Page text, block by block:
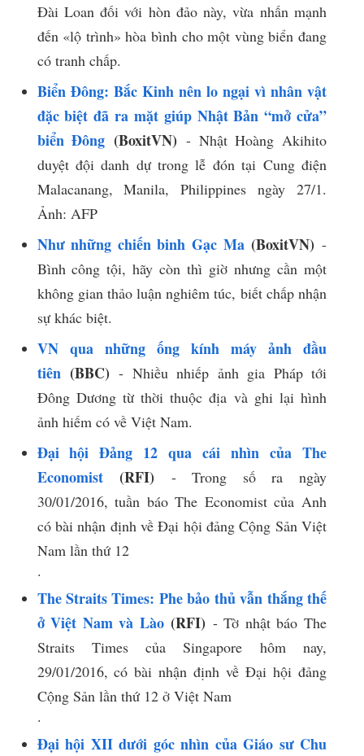
Đài Loan đối với hòn đảo này, vừa nhấn mạnh
đến «lộ trình» hòa bình cho một vùng biển đang
có tranh chấp.
Biển Đông: Bắc Kinh nên lo ngại vì nhân vật
đặc biệt đã ra mặt giúp Nhật Bản “mở cửa”
biển Đông (BoxitVN) - Nhật Hoàng Akihito
duyệt đội danh dự trong lễ đón tại Cung điện
Malacanang, Manila, Philippines ngày 27/1.
Ảnh: AFP
Như những chiến binh Gạc Ma(BoxitVN) -
Bình công tội, hãy còn thì giờ nhưng cần một
không gian thảo luận nghiêm túc, biết chấp nhận
sự khác biệt.
VN qua những ống kính máy ảnh đầu
tiên(BBC) - Nhiều nhiếp ảnh gia Pháp tới
Đông Dương từ thời thuộc địa và ghi lại hình
ảnh hiếm có về Việt Nam.
Đại hội Đảng 12 qua cái nhìn của The
Economist(RFI) - Trong số ra ngày
30/01/2016, tuần báo The Economist của Anh
có bài nhận định về Đại hội đảng Cộng Sản Việt
Nam lần thứ 12
​.​
The Straits Times: Phe bảo thủ vẫn thắng thế
ở Việt Nam và Lào(RFI) - Tờ nhật báo The
Straits Times của Singapore hôm nay,
29/01/2016, có bài nhận định về Đại hội đảng
Cộng Sản lần thứ 12 ở Việt Nam
​.​
Đại hội XII dưới góc nhìn của Giáo sư Chu